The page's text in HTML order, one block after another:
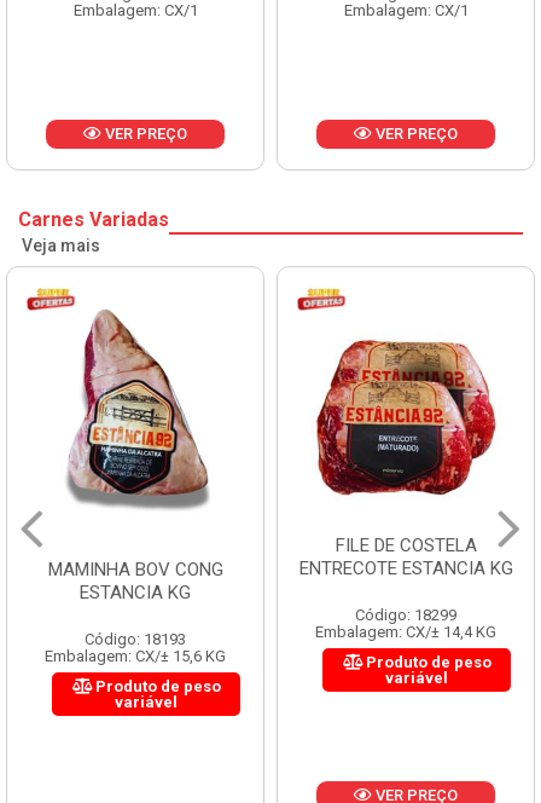
Embalagem: CX/1
VER PREÇO
Embalagem: KG/10
VER PREÇO
Carnes Variadas
Veja mais
MAMINHA BOV CONG
ESTANCIA KG
Código: 18193
Embalagem: CX/± 15,6 KG
Produto de peso
variável
FILE DE COSTELA
ENTRECOTE ESTANCIA KG
Código: 18299
Embalagem: CX/± 14,4 KG
Produto de peso
variável
VER PREÇO